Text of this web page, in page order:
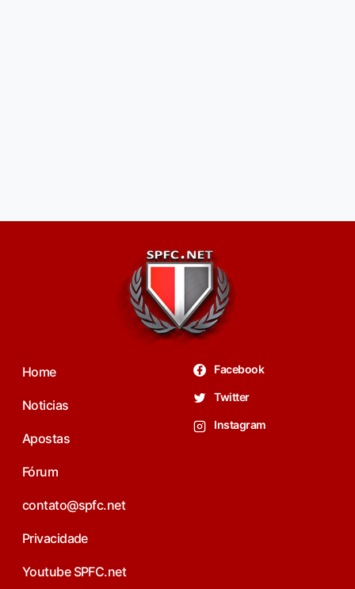
Home
Noticias
Apostas
Fórum
contato@spfc.net
Privacidade
Youtube SPFC.net
Facebook
Twitter
Instagram